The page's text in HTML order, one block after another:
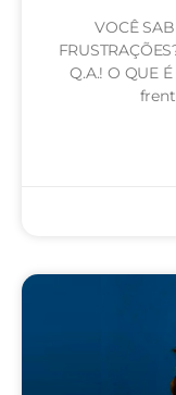
VOCÊ
Q.A.! O QUE